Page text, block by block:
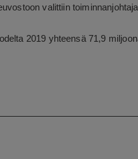
valittiin toiminnanjohtaja
2019 yhteensä 71,9